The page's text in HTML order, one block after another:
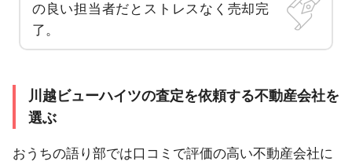
の良い担当者だとストレスなく売却完
了。
川越ビューハイツの査定を依頼する不動産会社を
選ぶ
おうちの語り部では口コミで評価の高い不動産会社に